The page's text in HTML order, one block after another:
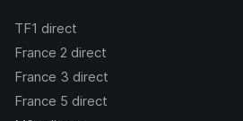
TF1 direct
France 2 direct
France 3 direct
France 5 direct